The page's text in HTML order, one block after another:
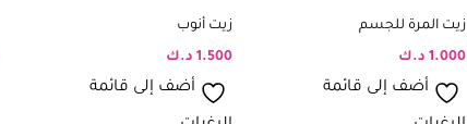
زيت المرة للجسم
1.000 د.ك
أضف إلى قائمة
زيت أنوب
1.500 د.ك
أضف إلى قائمة